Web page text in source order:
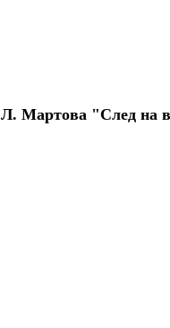
Л. Мартова "След на